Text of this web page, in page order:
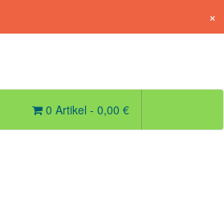
0 Artikel - 0,00 €
×